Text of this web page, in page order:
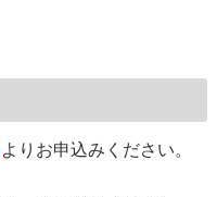
よりお申込みください。